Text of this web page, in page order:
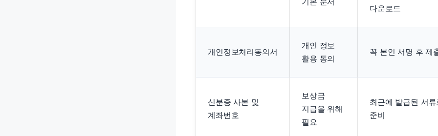
다운로드
개인정보처리동의서
개인 정보
활용 동의
꼭 본인 서명 후 제
신분증 사본 및
계좌번호
보상금
지급을 위해
필요
최근에 발급된 서류
준비